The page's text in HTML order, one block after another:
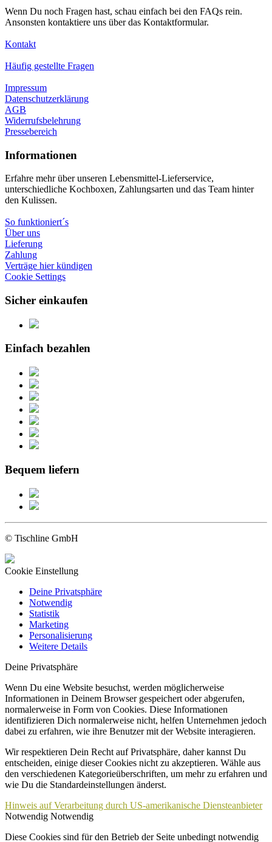
Wenn Du noch Fragen hast, schau einfach bei den FAQs rein.
Ansonsten kontaktiere uns über das Kontaktformular.
Kontakt
Häufig gestellte Fragen
Impressum
Datenschutzerklärung
AGB
Widerrufsbelehrung
Pressebereich
Informationen
Erfahre mehr über unseren Lebensmittel-Lieferservice,
unterschiedliche Kochboxen, Zahlungsarten und das Team hinter
den Kulissen.
So funktioniert´s
Über uns
Lieferung
Zahlung
Verträge hier kündigen
Cookie Settings
Sicher einkaufen
Einfach bezahlen
Bequem liefern
© Tischline GmbH
Cookie Einstellung
Deine Privatsphäre
Notwendig
Statistik
Marketing
Personalisierung
Weitere Details
Deine Privatsphäre
Wenn Du eine Website besuchst, werden möglicherweise
Informationen in Deinem Browser gespeichert oder abgerufen,
normalerweise in Form von Cookies. Diese Informationen
identifizieren Dich normalerweise nicht, helfen Unternehmen jedoch
dabei zu erfahren, wie ihre Benutzer mit der Website interagieren.
Wir respektieren Dein Recht auf Privatsphäre, daher kannst Du
entscheiden, einige dieser Cookies nicht zu akzeptieren. Wähle aus
den verschiedenen Kategorieüberschriften, um mehr zu erfahren und
wie Du die Standardeinstellungen änderst.
Hinweis auf Verarbeitung durch US-amerikanische Diensteanbieter
Notwendig Notwendig
Diese Cookies sind für den Betrieb der Seite unbedingt notwendig